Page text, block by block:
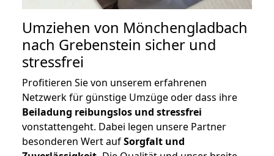
Umziehen von Mönchengladbach
nach Grebenstein sicher und
stressfrei
Profitieren Sie von unserem erfahrenen
Netzwerk für günstige Umzüge oder dass ihre
Beiladung reibungslos und stressfrei
vonstattengeht. Dabei legen unsere Partner
besonderen Wert aufSorgfalt und